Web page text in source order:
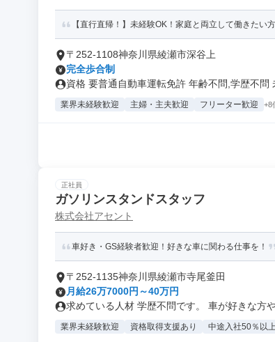
【直行直帰！】未経験OK！家庭と両立して働きたい
〒252-1108神奈川県綾瀬市深谷上
完全歩合制
資格 要普通自動車運転免許 年齢不問,学歴不問
業界未経験歓迎 主婦・主夫歓迎 フリーター歓迎 +8
正社員
ガソリンスタンドスタッフ
株式会社アセント
車好き・GS経験者歓迎！好きな車に関わる仕事を！
〒252-1135神奈川県綾瀬市寺尾釜田
月給26万7000円～40万円
求めている人材 学歴不問です。 車が好きな方
業界未経験歓迎 資格取得支援あり 中途入社50％以上